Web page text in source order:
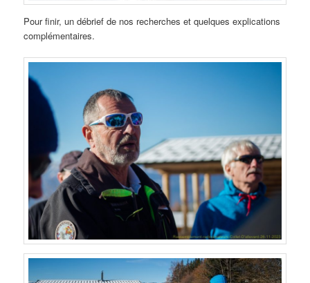
Pour finir, un débrief de nos recherches et quelques explications
complémentaires.